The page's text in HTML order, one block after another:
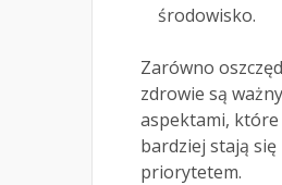
środowisko.
Zarówno
zdrowie są
aspektami, które
bardziej stają się
priorytetem.